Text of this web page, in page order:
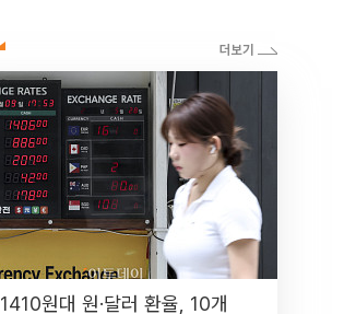
1410원대 원·달러 환율, 10개